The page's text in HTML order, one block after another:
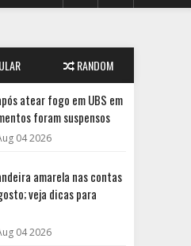
RANDOM
atear fogo em UBS em
foram suspensos
04 2026
amarela nas contas
veja dicas para
04 2026